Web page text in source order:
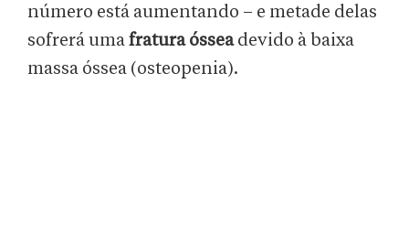
número está aumentando – e metade delas
sofrerá umafratura ósseadevido à baixa
massa óssea (osteopenia).